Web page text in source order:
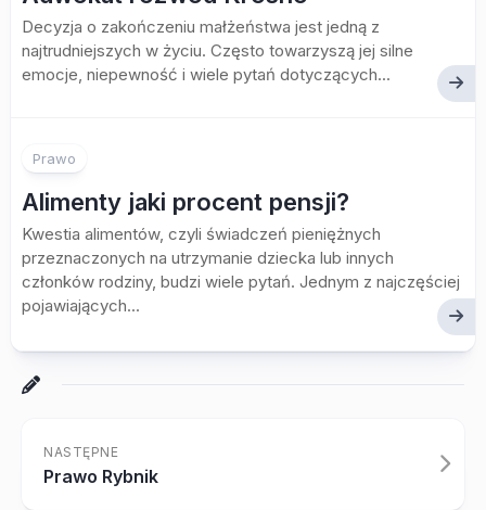
Decyzja o zakończeniu małżeństwa jest jedną z
najtrudniejszych w życiu. Często towarzyszą jej silne
emocje, niepewność i wiele pytań dotyczących...
Prawo
Alimenty jaki procent pensji?
Kwestia alimentów, czyli świadczeń pieniężnych
przeznaczonych na utrzymanie dziecka lub innych
członków rodziny, budzi wiele pytań. Jednym z najczęściej
pojawiających...
NASTĘPNE
Prawo Rybnik